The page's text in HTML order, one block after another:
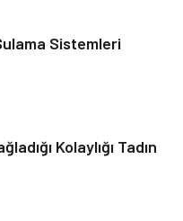
Sistemleri
Kolaylığı Tadın